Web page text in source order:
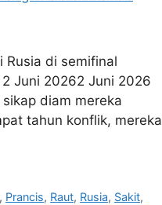
Rusia di semifinal
Juni 20262 Juni 2026
diam mereka
tahun konflik, mereka
, Prancis, Raut, Rusia, Sakit,